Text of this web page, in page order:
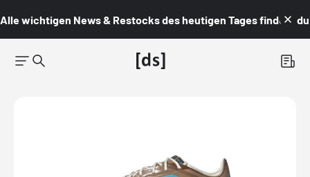
Alle wichtigen News & Restocks des heutigen Tages findest du